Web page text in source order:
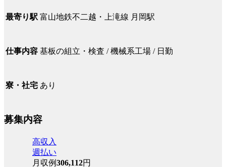
最寄り駅 富山地鉄不二越・上滝線 月岡駅
仕事内容 基板の組立・検査 / 機械系工場 / 日勤
寮・社宅 あり
募集内容
高収入
週払い
月収例306,112円